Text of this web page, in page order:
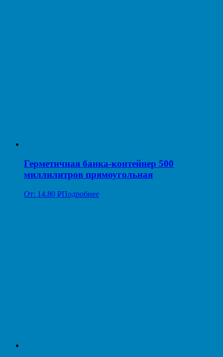
Герметичная банка-контейнер 500
миллилитров прямоугольная
От: 14.80 РПодробнее